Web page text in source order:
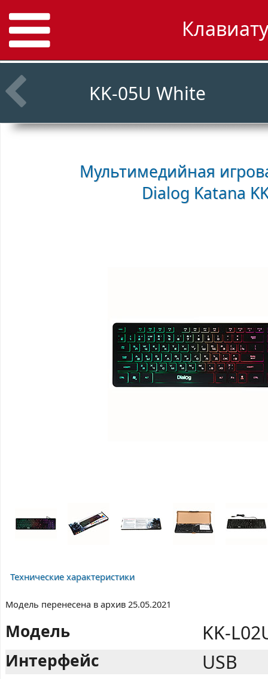
KK-05U White
Мультимедийная
Dialog Katana
Технические характеристики
Модель перенесена в архив 25.05.2021
Модель KK-
Интерфейс USB